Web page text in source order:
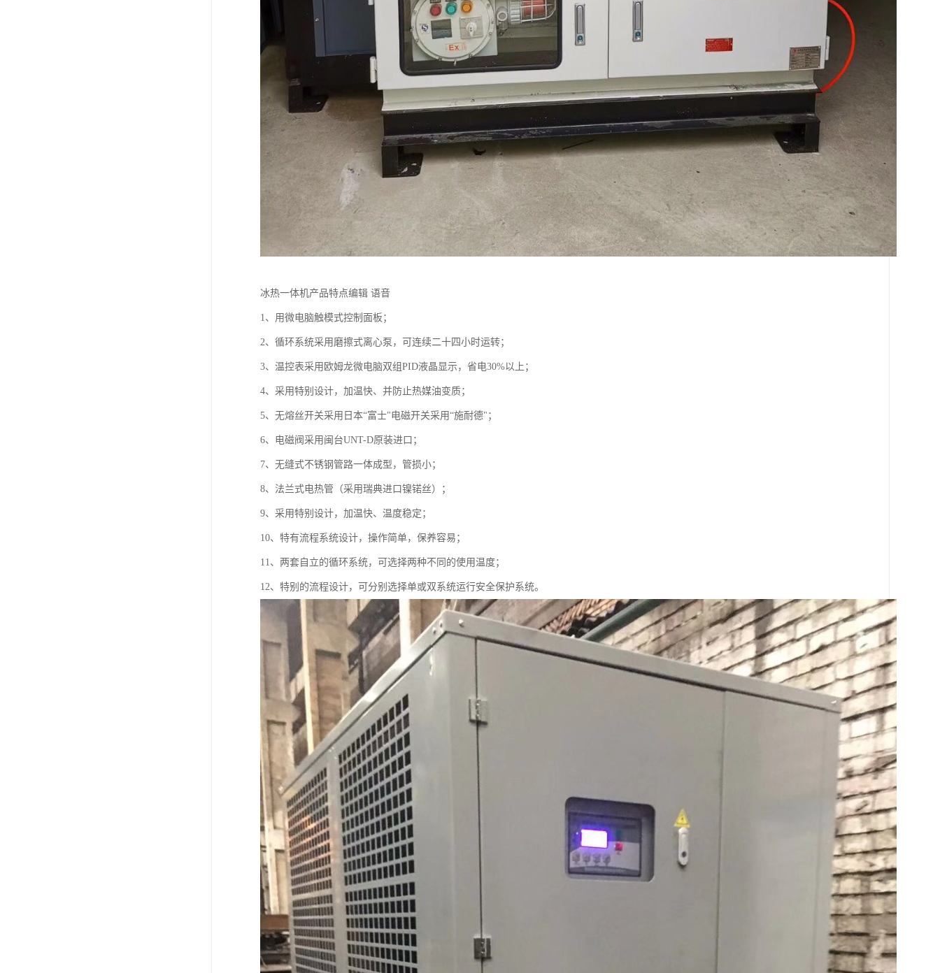
冰热一体机产品特点编辑 语音
1、用微电脑触模式控制面板；
2、循环系统采用磨擦式离心泵，可连续二十四小时运转；
3、温控表采用欧姆龙微电脑双组PID液晶显示，省电30%以上；
4、采用特别设计，加温快、并防止热媒油变质；
5、无熔丝开关采用日本“富士"电磁开关采用“施耐德"；
6、电磁阀采用闽台UNT-D原装进口；
7、无缝式不锈钢管路一体成型，管损小；
8、法兰式电热管（采用瑞典进口镍锘丝）；
9、采用特别设计，加温快、温度稳定；
10、特有流程系统设计，操作简单，保养容易；
11、两套自立的循环系统，可选择两种不同的使用温度；
12、特别的流程设计，可分别选择单或双系统运行安全保护系统。